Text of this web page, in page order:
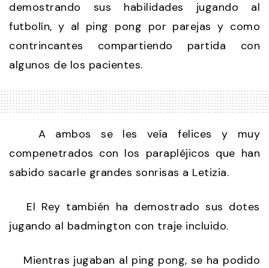
demostrando sus habilidades jugando al
futbolín, y al ping pong por parejas y como
contrincantes compartiendo partida con
algunos de los pacientes.
A ambos se les veía felices y muy
compenetrados con los parapléjicos que han
sabido sacarle grandes sonrisas a Letizia.
El Rey también ha demostrado sus dotes
jugando al badmington con traje incluido.
Mientras jugaban al ping pong, se ha podido